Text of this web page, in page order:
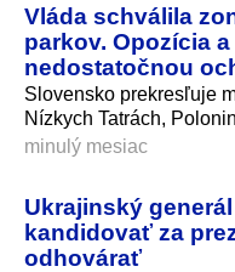
Vláda schválila
parkov. Opozícia
nedostatočnou
Slovensko prekresľuje
Nízkych Tatrách,
minulý mesiac
Ukrajinský
kandidovať za
odhovárať